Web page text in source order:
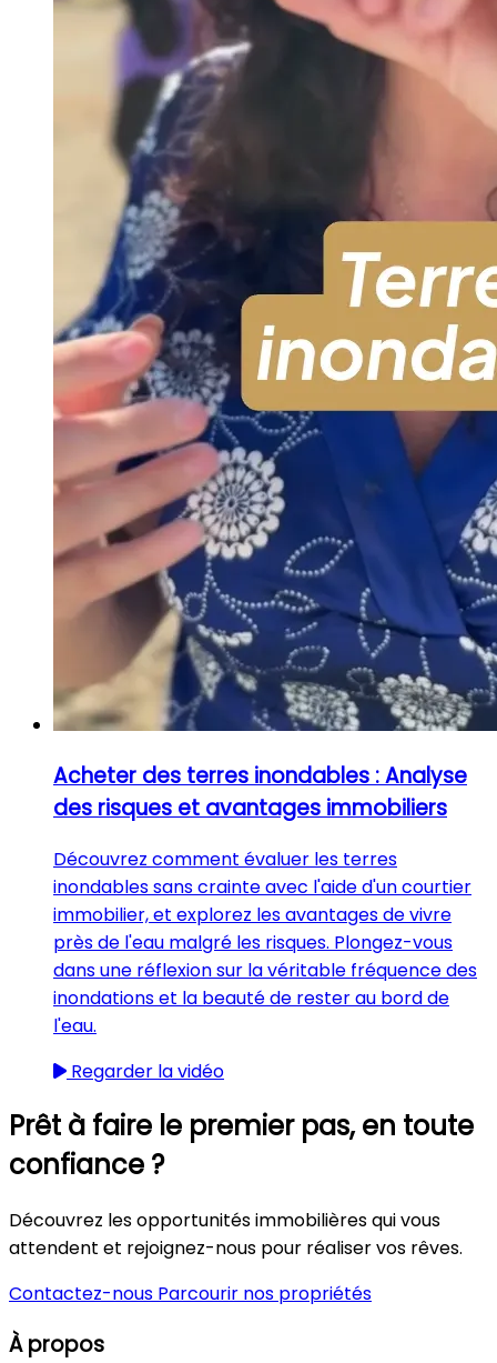
Acheter des terres inondables : Analyse
des risques et avantages immobiliers
Découvrez comment évaluer les terres
inondables sans crainte avec l'aide d'un courtier
immobilier, et explorez les avantages de vivre
près de l'eau malgré les risques. Plongez-vous
dans une réflexion sur la véritable fréquence des
inondations et la beauté de rester au bord de
l'eau.
Regarder la vidéo
Prêt à faire le premier pas, en toute
confiance ?
Découvrez les opportunités immobilières qui vous
attendent et rejoignez-nous pour réaliser vos rêves.
Contactez-nous Parcourir nos propriétés
À propos